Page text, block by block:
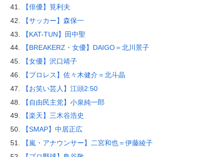
【俳優】筧利夫
【サッカー】森保一
【KAT-TUN】田中聖
【BREAKERZ・女優】DAIGO＝北川景子
【女優】沢口靖子
【プロレス】佐々木健介＝北斗晶
【お笑い芸人】江頭2:50
【自由民主党】小泉純一郎
【楽天】三木谷浩史
【SMAP】中居正広
【嵐・アナウンサー】二宮和也＝伊藤綾子